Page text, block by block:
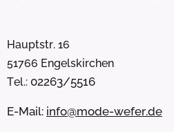
Hauptstr. 16
51766 Engelskirchen
Tel.: 02263/5516
E-Mail: info@mode-wefer.de